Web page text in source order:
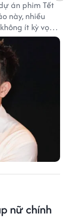
án phim Tết
này, nhiều
ít kỳ vọng
nữ chính